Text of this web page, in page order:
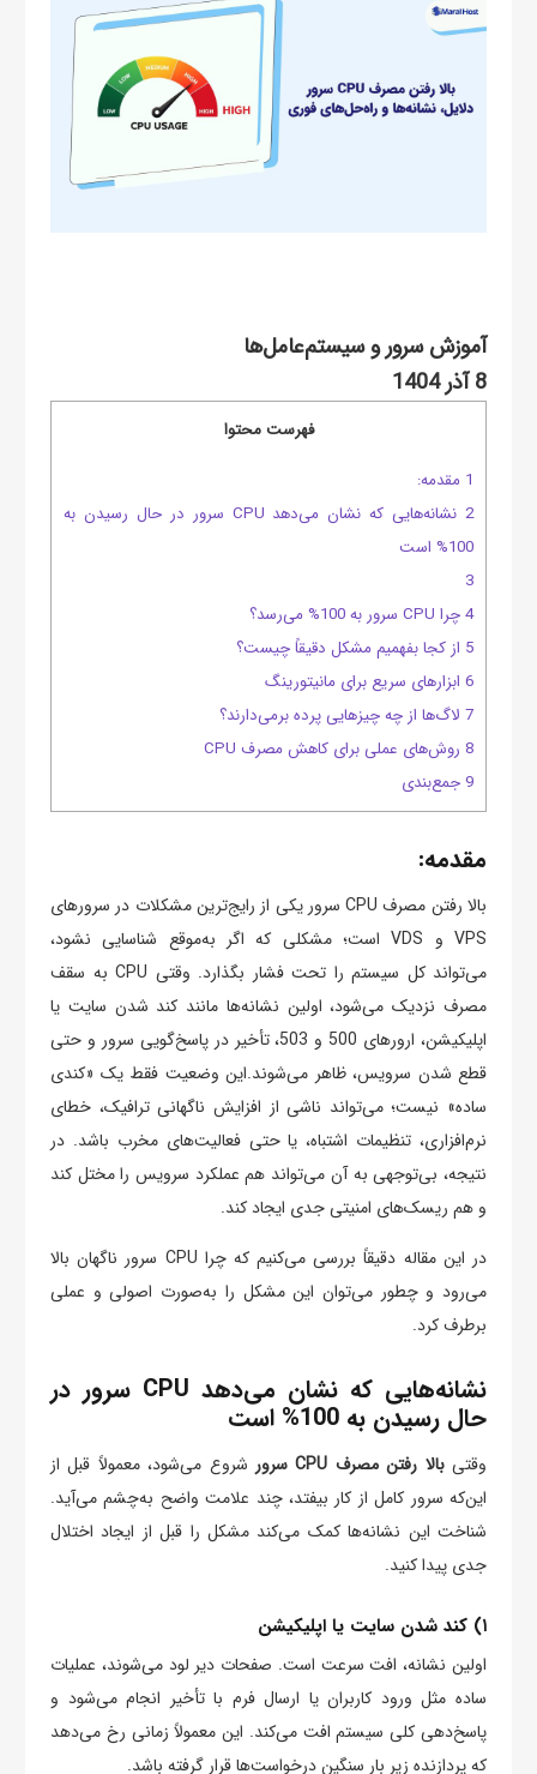
آموزش سرور و سیستم‌عامل‌ها
8 آذر 1404
فهرست محتوا
1 مقدمه:
2 نشانه‌هایی که نشان می‌دهد CPU سرور در حال رسیدن به
100% است
3
4 چرا CPU سرور به 100% می‌رسد؟
5 از کجا بفهمیم مشکل دقیقاً چیست؟
6 ابزارهای سریع برای مانیتورینگ
7 لاگ‌ها از چه چیزهایی پرده برمی‌دارند؟
8 روش‌های عملی برای کاهش مصرف CPU
9 جمع‌بندی
مقدمه:
بالا رفتن مصرف CPU سرور یکی از رایج‌ترین مشکلات در سرورهای
VPS و VDS است؛ مشکلی که اگر به‌موقع شناسایی نشود،
می‌تواند کل سیستم را تحت فشار بگذارد. وقتی CPU به سقف
مصرف نزدیک می‌شود، اولین نشانه‌ها مانند کند شدن سایت یا
اپلیکیشن، ارورهای 500 و 503، تأخیر در پاسخ‌گویی سرور و حتی
قطع شدن سرویس، ظاهر می‌شوند.این وضعیت فقط یک «کندی
ساده» نیست؛ می‌تواند ناشی از افزایش ناگهانی ترافیک، خطای
نرم‌افزاری، تنظیمات اشتباه، یا حتی فعالیت‌های مخرب باشد. در
نتیجه، بی‌توجهی به آن می‌تواند هم عملکرد سرویس را مختل کند
و هم ریسک‌های امنیتی جدی ایجاد کند.
در این مقاله دقیقاً بررسی می‌کنیم که چرا CPU سرور ناگهان بالا
می‌رود و چطور می‌توان این مشکل را به‌صورت اصولی و عملی
برطرف کرد.
نشانه‌هایی که نشان می‌دهد CPU سرور در
حال رسیدن به 100% است
وقتیبالا رفتن مصرف CPU سرور
شروع می‌شود، معمولاً قبل از
این‌که سرور کامل از کار بیفتد، چند علامت واضح به‌چشم می‌آید.
شناخت این نشانه‌ها کمک می‌کند مشکل را قبل از ایجاد اختلال
جدی پیدا کنید.
۱) کند شدن سایت یا اپلیکیشن
اولین نشانه، افت سرعت است. صفحات دیر لود می‌شوند، عملیات
ساده مثل ورود کاربران یا ارسال فرم با تأخیر انجام می‌شود و
پاسخ‌دهی کلی سیستم افت می‌کند. این معمولاً زمانی رخ می‌دهد
که پردازنده زیر بار سنگین درخواست‌ها قرار گرفته باشد.